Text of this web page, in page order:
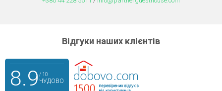
Відгуки наших клієнтів
8.9 / 10
ЧУДОВО